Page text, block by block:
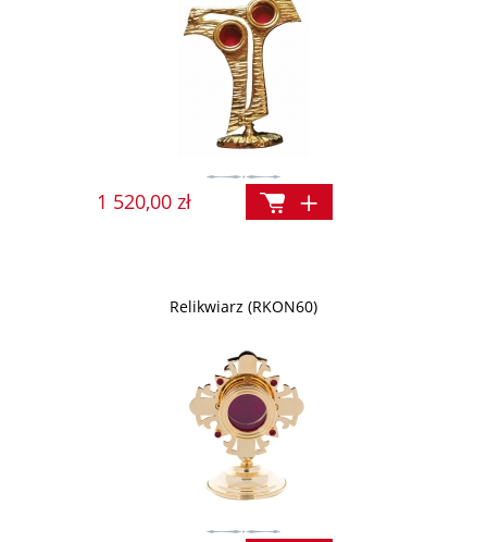
1 520,00 zł
Relikwiarz (RKON60)